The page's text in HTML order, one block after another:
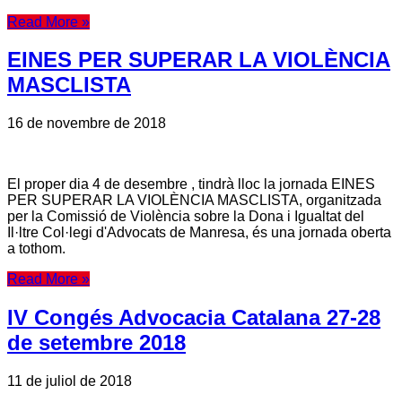
Read More »
EINES PER SUPERAR LA VIOLÈNCIA
MASCLISTA
16 de novembre de 2018
El proper dia 4 de desembre , tindrà lloc la jornada EINES
PER SUPERAR LA VIOLÈNCIA MASCLISTA, organitzada
per la Comissió de Violència sobre la Dona i Igualtat del
Il·ltre Col·legi d'Advocats de Manresa, és una jornada oberta
a tothom.
Read More »
IV Congés Advocacia Catalana 27-28
de setembre 2018
11 de juliol de 2018